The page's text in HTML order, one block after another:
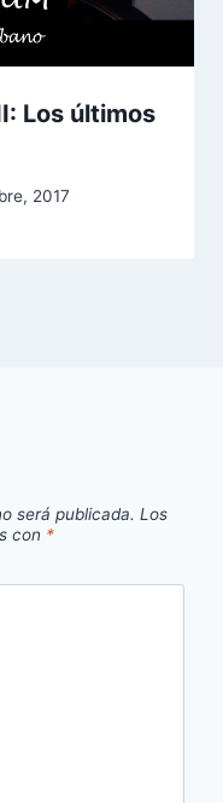
Los últimos
2017
será publicada. Los
con *